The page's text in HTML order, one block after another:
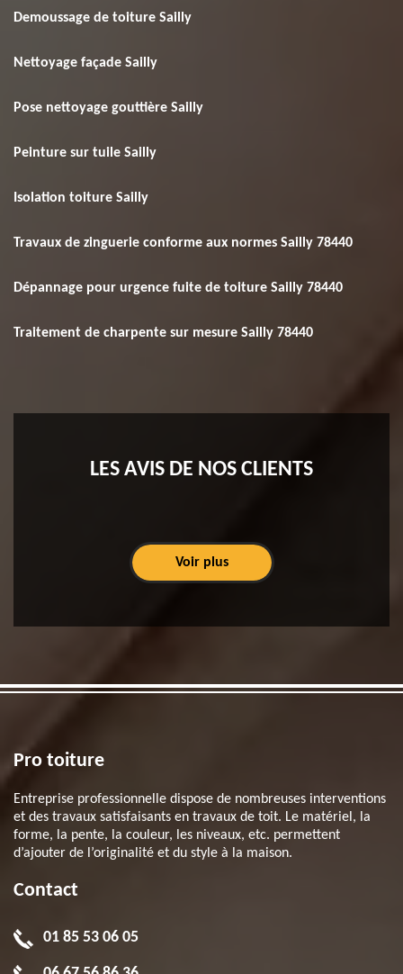
Demoussage de toiture Sailly
Nettoyage façade Sailly
Pose nettoyage gouttière Sailly
Peinture sur tuile Sailly
Isolation toiture Sailly
Travaux de zinguerie conforme aux normes Sailly 78440
Dépannage pour urgence fuite de toiture Sailly 78440
Traitement de charpente sur mesure Sailly 78440
LES AVIS DE NOS CLIENTS
Voir plus
Pro toiture
Entreprise professionnelle dispose de nombreuses interventions
et des travaux satisfaisants en travaux de toit. Le matériel, la
forme, la pente, la couleur, les niveaux, etc. permettent
d’ajouter de l’originalité et du style à la maison.
Contact
01 85 53 06 05